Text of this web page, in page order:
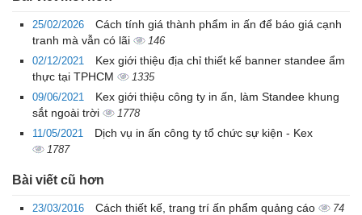
25/02/2026
Cách tính giá thành phẩm in ấn để báo giá cạnh
tranh mà vẫn có lãi
146
02/12/2021
Kex giới thiệu địa chỉ thiết kế banner standee ẩm
thực tại TPHCM
1335
09/06/2021
Kex giới thiệu công ty in ấn, làm Standee khung
sắt ngoài trời
1778
11/05/2021
Dịch vụ in ấn công ty tổ chức sự kiện - Kex
1787
Bài viết cũ hơn
23/03/2016 Cách thiết kế, trang trí ấn phẩm quảng cáo
74